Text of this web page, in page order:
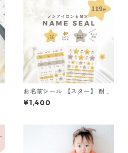
お名前シール 【スター】 耐
水・ノンアイロン 星 カット済
み 漢字対応 A5×2枚
¥1,400